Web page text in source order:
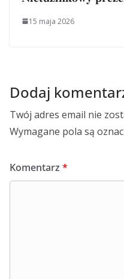
15 maja 2026
Dodaj
Twój adres email nie
Wymagane pola są
Komentarz *